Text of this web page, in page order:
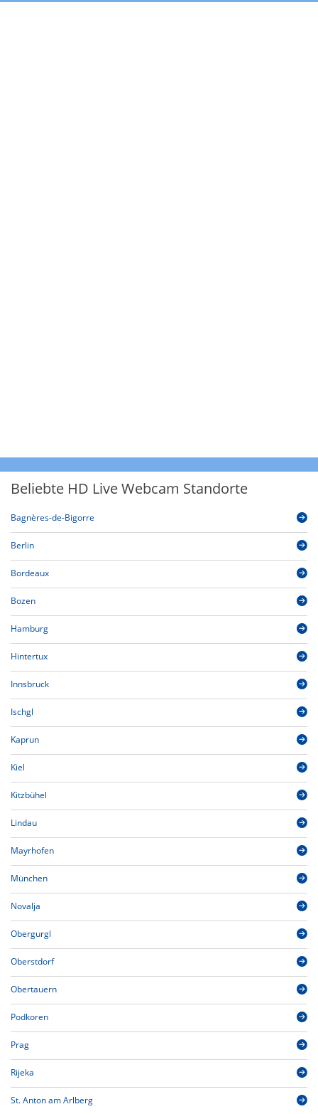
Beliebte HD Live Webcam Standorte
Bagnères-de-Bigorre
Berlin
Bordeaux
Bozen
Hamburg
Hintertux
Innsbruck
Ischgl
Kaprun
Kiel
Kitzbühel
Lindau
Mayrhofen
München
Novalja
Obergurgl
Oberstdorf
Obertauern
Podkoren
Prag
Rijeka
St. Anton am Arlberg